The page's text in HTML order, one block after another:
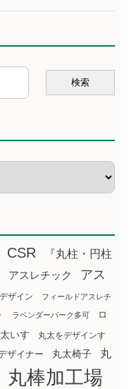
CSR
『丸柱・円柱
アスレチック
アス
デザイン フィールドアスレチ
ラベンダーパーク多可
ロ
いす
丸太をデザインす
ザイナー 丸太椅子 丸
丸棒加工場